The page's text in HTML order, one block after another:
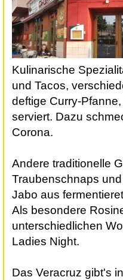
Kulinarische
und Tacos,
deftige Curry-
serviert. Dazu
Corona.
Andere traditionelle
Traubenschnaps
Jabo aus
Als besondere
unterschiedlichen
Ladies Night.
Das Veracruz gibt's